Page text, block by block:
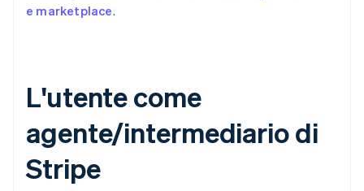
e marketplace.
L'utente come
agente/intermediario di
Stripe